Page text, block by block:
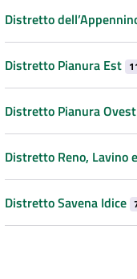
Distretto
Distretto Pianura Est
Distretto Pianura Ovest
Distretto Reno, Lavino
Distretto Savena Idice